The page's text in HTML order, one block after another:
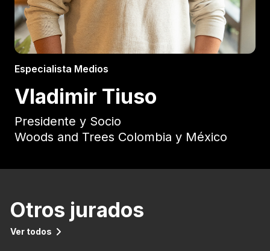
Especialista Medios
Vladimir Tiuso
Presidente y Socio
Woods and Trees Colombia y México
Otros jurados
Ver todos